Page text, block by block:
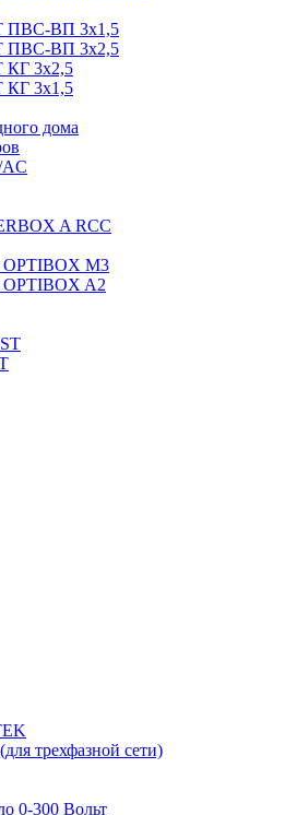
ПВС-ВП 3х1,5
ПВС-ВП 3х2,5
КГ 3х2,5
КГ 3х1,5
дома
A RCC
OPTIBOX M3
OPTIBOX A2
трехфазной сети)
0-300 Вольт